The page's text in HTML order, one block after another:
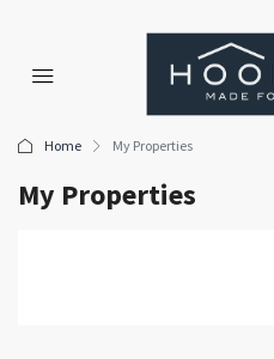
Home My Properties
My Properties